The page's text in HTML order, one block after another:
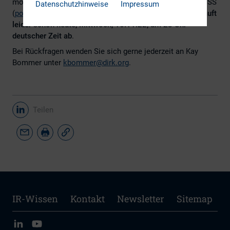
möglichst viele Unternehmen mit einer kurzen E-Mail an ISS
(policy@issgovernance.com
Die Frist dafür läuft
leider schon heute, Mittwoch, 16.11.22, um 23 Uhr
deutscher Zeit ab.
Bei Rückfragen wenden Sie sich gerne jederzeit an Kay
Bommer unter kbommer@dirk.org.
Teilen
IR-Wissen Kontakt Newsletter Sitemap
Datenschutzhinweise Impressum